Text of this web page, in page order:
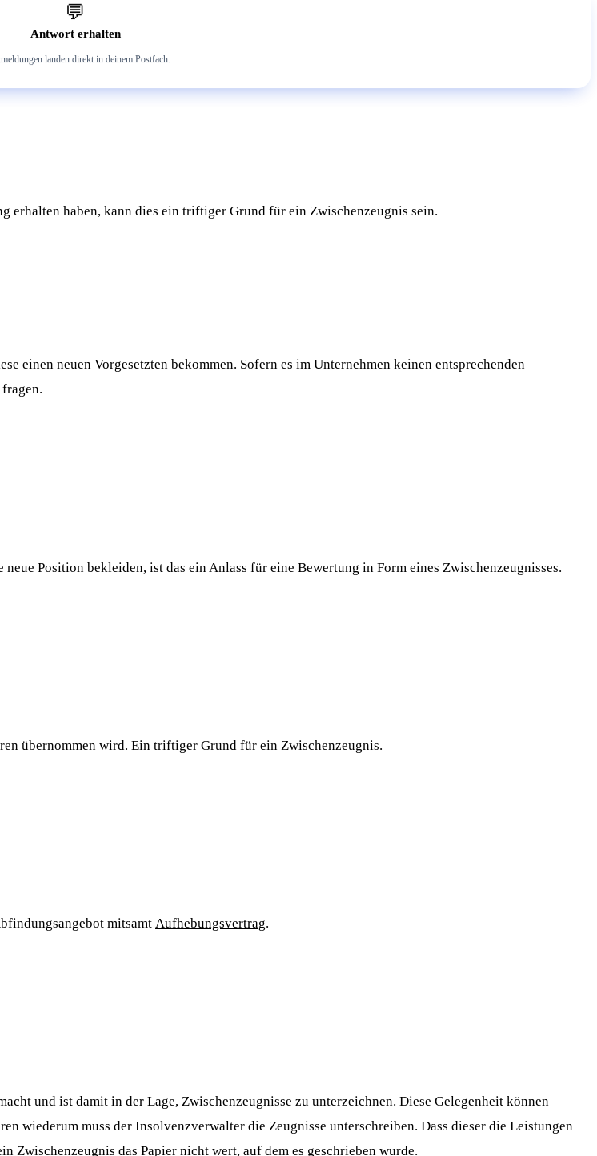
💬
Antwort erhalten
landen direkt in deinem Postfach.
erhalten haben, kann dies ein triftiger Grund für ein Zwischenzeugnis sein.
einen neuen Vorgesetzten bekommen. Sofern es im Unternehmen keinen entsprechenden
Position bekleiden, ist das ein Anlass für eine Bewertung in Form eines Zwischenzeugnisses.
übernommen wird. Ein triftiger Grund für ein Zwischenzeugnis.
mitsamt Aufhebungsvertrag.
und ist damit in der Lage, Zwischenzeugnisse zu unterzeichnen. Diese Gelegenheit können
wiederum muss der Insolvenzverwalter die Zeugnisse unterschreiben. Dass dieser die Leistungen
Zwischenzeugnis das Papier nicht wert, auf dem es geschrieben wurde.